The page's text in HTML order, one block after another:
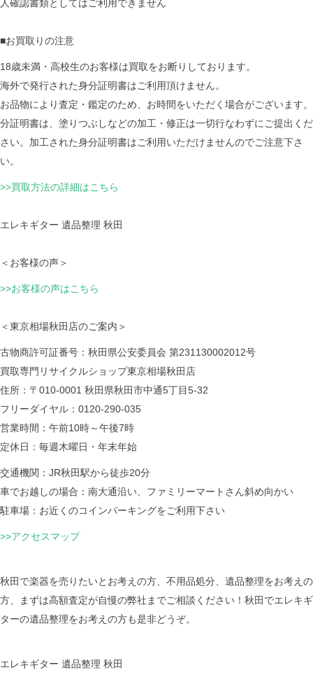
人確認書類としてはご利用できません
■お買取りの注意
18歳未満・高校生のお客様は買取をお断りしております。
海外で発行された身分証明書はご利用頂けません。
お品物により査定・鑑定のため、お時間をいただく場合がございます。
分証明書は、塗りつぶしなどの加工・修正は一切行なわずにご提出くだ
さい。加工された身分証明書はご利用いただけませんのでご注意下さ
い。
>>買取方法の詳細はこちら
エレキギター 遺品整理 秋田
＜お客様の声＞
>>お客様の声はこちら
＜東京相場秋田店のご案内＞
古物商許可証番号：秋田県公安委員会 第231130002012号
買取専門リサイクルショップ東京相場秋田店
住所：〒010-0001 秋田県秋田市中通5丁目5-32
フリーダイヤル：0120-290-035
営業時間：午前10時～午後7時
定休日：毎週木曜日・年末年始
交通機関：JR秋田駅から徒歩20分
車でお越しの場合：南大通沿い、ファミリーマートさん斜め向かい
駐車場：お近くのコインパーキングをご利用下さい
>>アクセスマップ
秋田で楽器を売りたいとお考えの方、不用品処分、遺品整理をお考えの
方、まずは高額査定が自慢の弊社までご相談ください！秋田でエレキギ
ターの遺品整理をお考えの方も是非どうぞ。
エレキギター 遺品整理 秋田